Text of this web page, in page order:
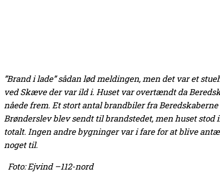
”Brand i lade” sådan lød meldingen, men det var et
ved Skæve der var ild i. Huset var overtændt da
nåede frem. Et stort antal brandbiler fra
Brønderslev blev sendt til brandstedet, men huset
totalt. Ingen andre bygninger var i fare for at blive
noget til.
Foto: Ejvind –112-nord